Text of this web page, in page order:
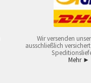
Wir versenden
ausschließlich
Mehr ►